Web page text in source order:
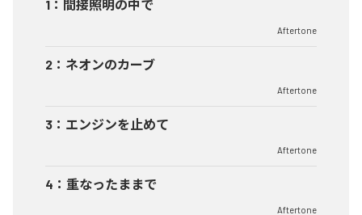
1 ： 間接照明の中で
Aftertone
2 ： ネオンのカーブ
Aftertone
3 ： エンジンを止めて
Aftertone
4 ： 重なったままで
Aftertone